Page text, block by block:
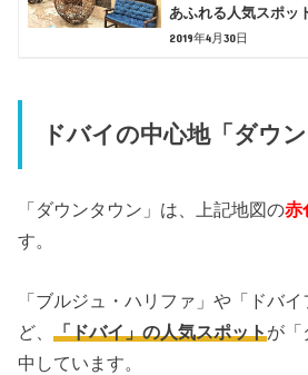
あふれる人気スポッ
2019年4月30日
ドバイの中心地「ダウン
「ダウンタウン」は、上記地図の赤
す。
「ブルジュ・ハリファ」や「ドバ
ど、「ドバイ」の人気スポットが「
中しています。